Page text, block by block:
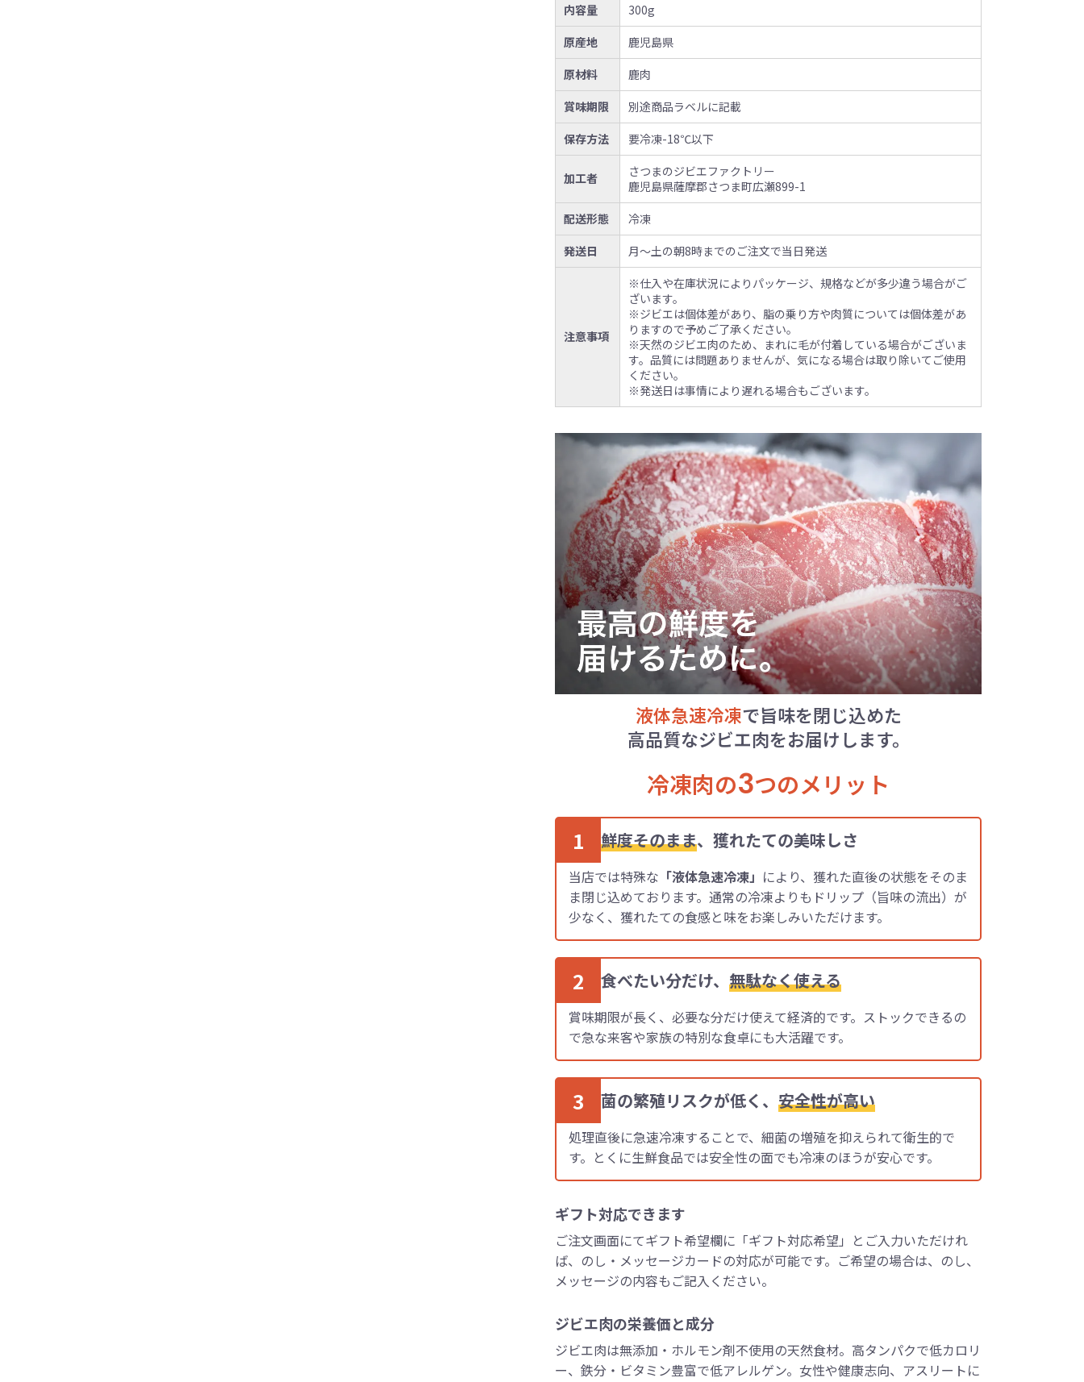
内容量
300g
原産地
鹿児島県
原材料
鹿肉
賞味期限
別途商品ラベルに記載
保存方法
要冷凍-18℃以下
加工者
さつまのジビエファクトリー
鹿児島県薩摩郡さつま町広瀬899-1
配送形態
冷凍
発送日
月〜土の朝8時までのご注文で当日発送
注意事項
※仕入や在庫状況によりパッケージ、規格などが多少違う場合がご
ざいます。
※ジビエは個体差があり、脂の乗り方や肉質については個体差があ
りますので予めご了承ください。
※天然のジビエ肉のため、まれに毛が付着している場合がございま
す。品質には問題ありませんが、気になる場合は取り除いてご使用
ください。
※発送日は事情により遅れる場合もございます。
液体急速冷凍で旨味を閉じ込めた
高品質なジビエ肉をお届けします。
冷凍肉の3つのメリット
1 鮮度そのまま、獲れたての美味しさ
当店では特殊な 「液体急速冷凍」 により、獲れた直後の状態をそのま
ま閉じ込めております。通常の冷凍よりもドリップ（旨味の流出）が
少なく、獲れたての食感と味をお楽しみいただけます。
2 食べたい分だけ、 無駄なく使える
賞味期限が長く、必要な分だけ使えて経済的です。ストックできるの
で急な来客や家族の特別な食卓にも大活躍です。
3 菌の繁殖リスクが低く、 安全性が高い
処理直後に急速冷凍することで、細菌の増殖を抑えられて衛生的で
す。とくに生鮮食品では安全性の面でも冷凍のほうが安心です。
ギフト対応できます
ご注文画面にてギフト希望欄に「ギフト対応希望」とご入力いただけれ
ば、のし・メッセージカードの対応が可能です。ご希望の場合は、のし、
メッセージの内容もご記入ください。
ジビエ肉の栄養価と成分
ジビエ肉は無添加・ホルモン剤不使用の天然食材。高タンパクで低カロリ
ー、鉄分・ビタミン豊富で低アレルゲン。女性や健康志向、アスリートに